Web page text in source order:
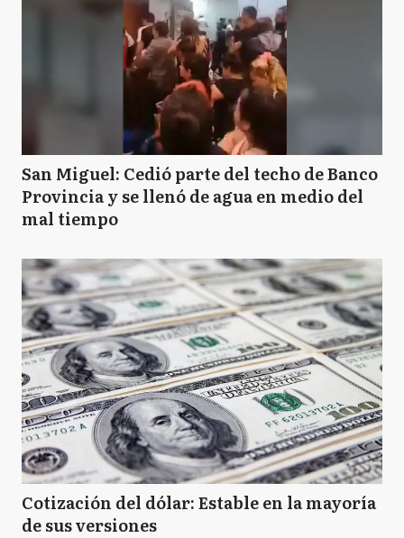
San Miguel: Cedió parte del techo de Banco
Provincia y se llenó de agua en medio del
mal tiempo
Cotización del dólar: Estable en la mayoría
de sus versiones